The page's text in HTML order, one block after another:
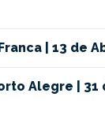
| 13 de
Alegre | 31